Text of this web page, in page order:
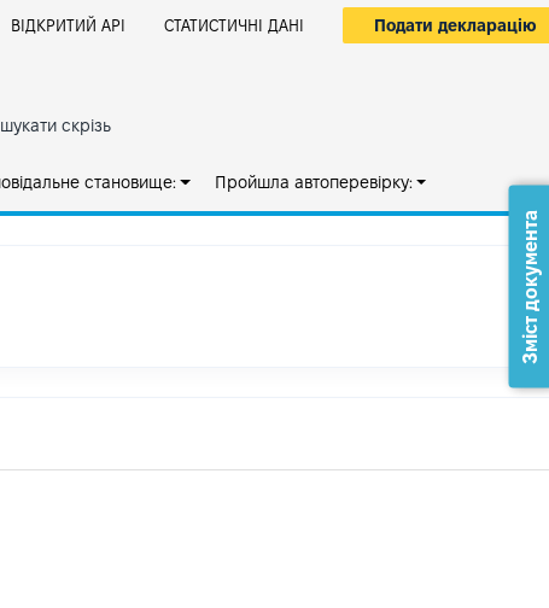
ВІДКРИТИЙ АРІ СТАТИСТИЧНІ ДАНІ Подати декларацію
шукати скрізь
становище: Пройшла автоперевірку:
Зміст документа